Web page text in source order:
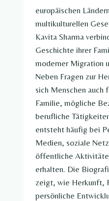
europäischen
multikulturellen
Kavita Sharma
Geschichte ihrer
moderner Migration
Neben Fragen zur
sich Menschen auch
Familie, mögliche
berufliche
entsteht häufig bei
Medien, soziale
öffentliche
erhalten. Die
zeigt, wie Herkunft,
persönliche